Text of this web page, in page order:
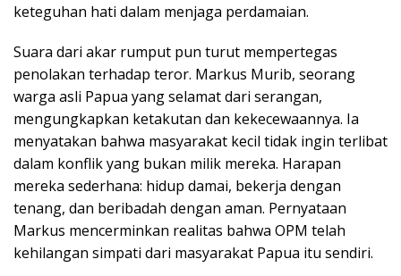
keteguhan hati dalam menjaga perdamaian.
Suara dari akar rumput pun turut mempertegas
penolakan terhadap teror. Markus Murib, seorang
warga asli Papua yang selamat dari serangan,
mengungkapkan ketakutan dan kekecewaannya. Ia
menyatakan bahwa masyarakat kecil tidak ingin terlibat
dalam konflik yang bukan milik mereka. Harapan
mereka sederhana: hidup damai, bekerja dengan
tenang, dan beribadah dengan aman. Pernyataan
Markus mencerminkan realitas bahwa OPM telah
kehilangan simpati dari masyarakat Papua itu sendiri.